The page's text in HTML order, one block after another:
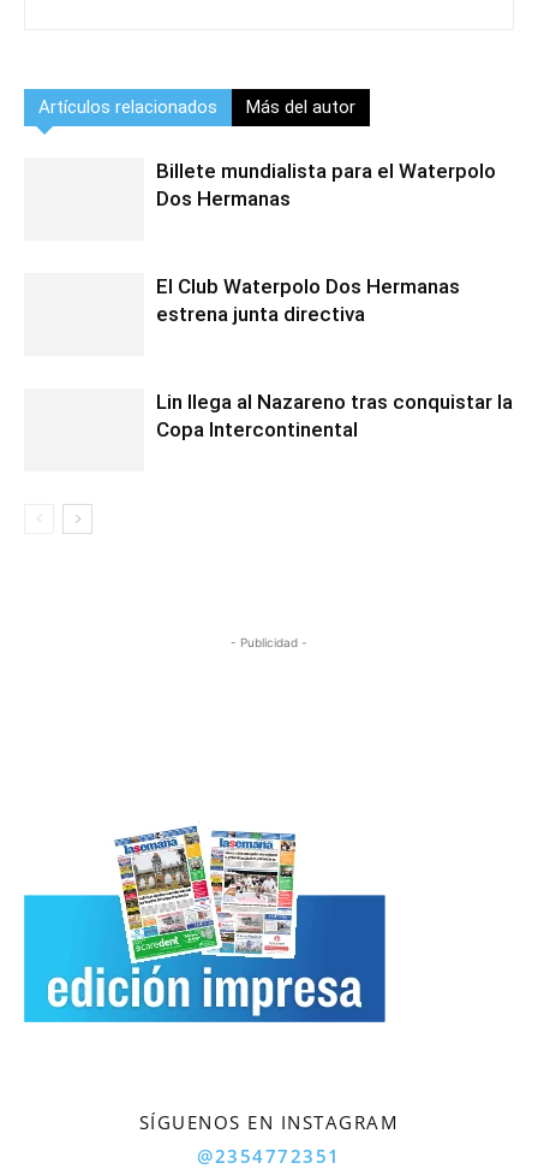
Artículos relacionados Más del autor
Billete mundialista para el Waterpolo
Dos Hermanas
El Club Waterpolo Dos Hermanas
estrena junta directiva
Lin llega al Nazareno tras conquistar la
Copa Intercontinental
- Publicidad -
SÍGUENOS EN INSTAGRAM
@2354772351